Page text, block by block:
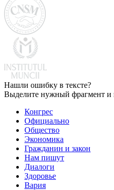
Нашли ошибку в тексте?
Выделите нужный фрагмент
Конгрес
Официально
Общество
Экономика
Гражданин и закон
Нам пишут
Диалоги
Здоровье
Вария